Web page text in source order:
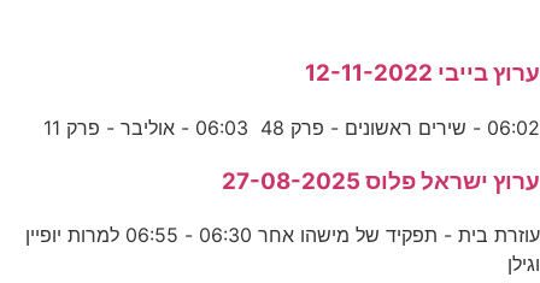
ערוץ בייבי 12-11-2022
06:02 - שירים ראשונים - פרק 48 06:03 - אוליבר - פרק 11
ערוץ ישראל פלוס 27-08-2025
עוזרת בית - תפקיד של מישהו אחר 06:30 - 06:55 למרות יופיין
וגילן